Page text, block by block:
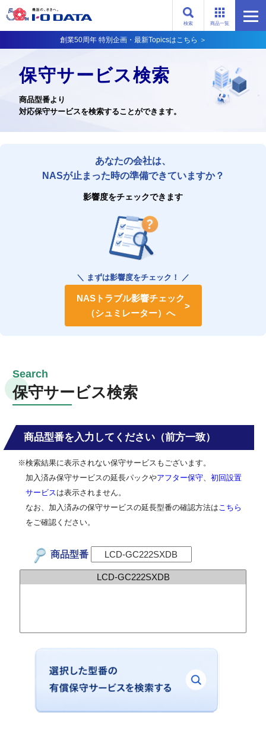
商品一覧
検索
創業50周年 特別企画・最新Topicsはこちら ＞
保守サービス検索
商品型番より
対応保守サービスを検索することができます。
あなたの会社は、
NASが止まった時の準備できていますか？
影響度をチェックできます
＼ まずは影響度をチェック！ ／
NASトラブル影響チェック
（シュミレーター）へ
保守サービス検索
商品型番を入力してください（前方一致）
※検索結果に表示されない保守サービスもございます。
加入済み保守サービスの延長パックやアフター保守
初回設置
サービス は表示されません。
なお、加入済みの保守サービスの延長型番の確認方法は こちら
をご確認ください。
商品型番